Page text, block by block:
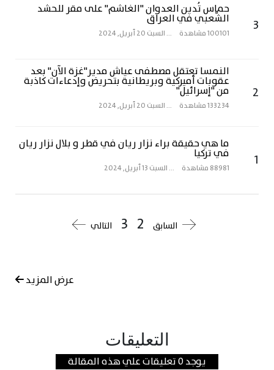
3
حماس تُدين العدوان "الغاشم" على مقر للحشد
الشّعبي في العراق
100101 مشاهدة ...السبت 20 أبريل, 2024
2
النمسا تعتقل مصطفى عياش مدير"غزة الآن" بعد
عقوبات أميركية وبريطانية بتحريض وإدعاءات كاذبة
من "إسرائيل"
133234 مشاهدة ...السبت 20 أبريل, 2024
1
ما هي حقيقة براء نزار ريان في قطر و بلال نزار ريان
في تركيا
88981 مشاهدة ...السبت 13 أبريل, 2024
السابق 2
3 التالي
عرض المزيد
التعليقات
يوجد 0 تعليقات علي هذه المقالة